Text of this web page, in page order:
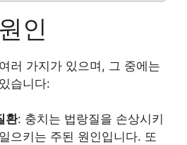
인
러 가지가 있으며, 그 중에는
습니다:
환: 충치는 법랑질을 손상시키
으키는 주된 원인입니다. 또